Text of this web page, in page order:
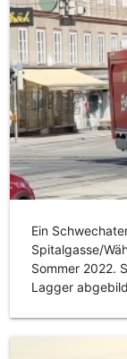
Ein
Spitalgasse/
Sommer 2022.
Lagger